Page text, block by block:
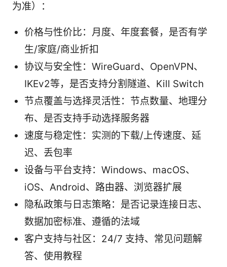
为准）：
价格与性价比：月度、年度套餐，是否有学
生/家庭/商业折扣
协议与安全性：WireGuard、OpenVPN、
IKEv2等，是否支持分割隧道、Kill Switch
节点覆盖与选择灵活性：节点数量、地理分
布、是否支持手动选择服务器
速度与稳定性：实测的下载/上传速度、延
迟、丢包率
设备与平台支持：Windows、macOS、
iOS、Android、路由器、浏览器扩展
隐私政策与日志策略：是否记录连接日志、
数据加密标准、遵循的法域
客户支持与社区：24/7 支持、常见问题解
答、使用教程